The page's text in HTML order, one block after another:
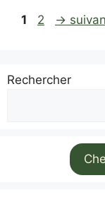
Page
1 Page
2 →
Rechercher